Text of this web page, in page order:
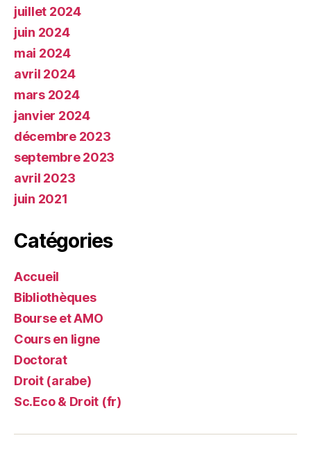
juillet 2024
juin 2024
mai 2024
avril 2024
mars 2024
janvier 2024
décembre 2023
septembre 2023
avril 2023
juin 2021
Catégories
Accueil
Bibliothèques
Bourse et AMO
Cours en ligne
Doctorat
Droit (arabe)
Sc.Eco & Droit (fr)